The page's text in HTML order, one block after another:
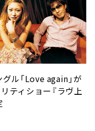
ル「Love again」が
ティショー『ラヴ上